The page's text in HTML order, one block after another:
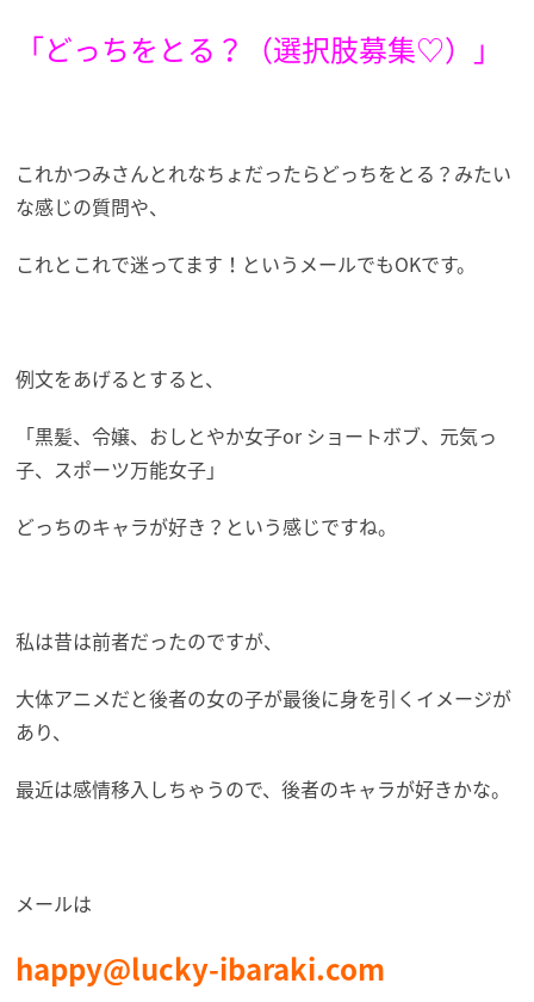
「どっちをとる？（選択肢募集♡）」
これかつみさんとれなちょだったらどっちをとる？みたい
な感じの質問や、
これとこれで迷ってます！というメールでもOKです。
例文をあげるとすると、
「黒髪、令嬢、おしとやか女子or ショートボブ、元気っ
子、スポーツ万能女子」
どっちのキャラが好き？という感じですね。
私は昔は前者だったのですが、
大体アニメだと後者の女の子が最後に身を引くイメージが
あり、
最近は感情移入しちゃうので、後者のキャラが好きかな。
メールは
happy@lucky-ibaraki.com